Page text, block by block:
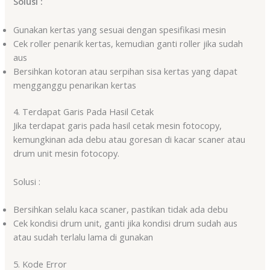
Gunakan kertas yang sesuai dengan spesifikasi mesin
Cek roller penarik kertas, kemudian ganti roller jika sudah
aus
Bersihkan kotoran atau serpihan sisa kertas yang dapat
mengganggu penarikan kertas
4. Terdapat Garis Pada Hasil Cetak
Jika terdapat garis pada hasil cetak mesin fotocopy,
kemungkinan ada debu atau goresan di kacar scaner atau
drum unit mesin fotocopy.
Solusi :
Bersihkan selalu kaca scaner, pastikan tidak ada debu
Cek kondisi drum unit, ganti jika kondisi drum sudah aus
atau sudah terlalu lama di gunakan
5. Kode Error